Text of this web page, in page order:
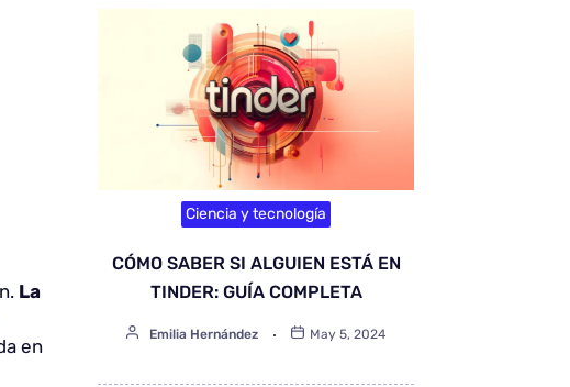
La
en
Ciencia y tecnología
CÓMO SABER SI ALGUIEN ESTÁ EN
TINDER: GUÍA COMPLETA
Emilia Hernández May 5, 2024